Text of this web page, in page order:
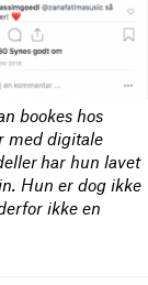
bookes hos
med digitale
har hun lavet
Hun er dog ikke
ikke en